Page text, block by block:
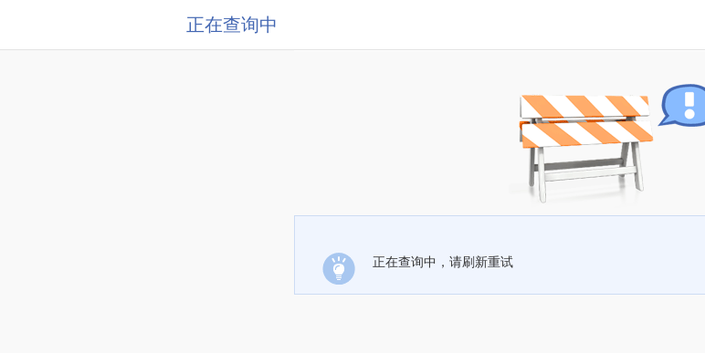
正在查询中
正在查询中，请刷新重试